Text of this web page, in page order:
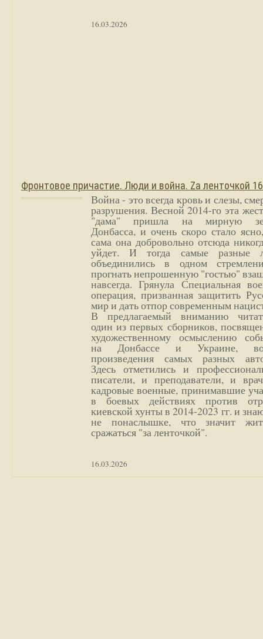
16.03.2026
Фронтовое причастие. Люди и война. Zа ленточкой
Война - это всегда кровь и слезы,
разрушения. Весной 2014-го эта
"дама" пришла на мирную
Донбасса, и очень скоро стало
сама она добровольно отсюда
уйдет. И тогда самые разные
объединились в одном
прогнать непрошенную "гостью"
навсегда. Грянула Специальная
операция, призванная защитить
мир и дать отпор современным
В предлагаемый вниманию
один из первых сборников,
художественному осмыслению
на Донбассе и Украине,
произведения самых разных
Здесь отметились и
писатели, и преподаватели, и
кадровые военные, принимавшие
в боевых действиях против
киевской хунты в 2014-2023 гг. и
не понаслышке, что значит
сражаться "за ленточкой".
16.03.2026